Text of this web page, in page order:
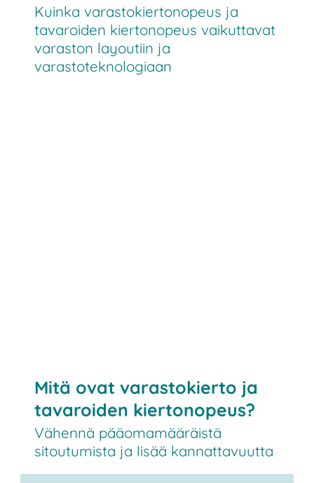
Kuinka varastokiertonopeus ja
tavaroiden kiertonopeus vaikuttavat
varaston layoutiin ja
varastoteknologiaan
Mitä ovat varastokierto ja
tavaroiden kiertonopeus?
Vähennä pääomamääräistä
sitoutumista ja lisää kannattavuutta